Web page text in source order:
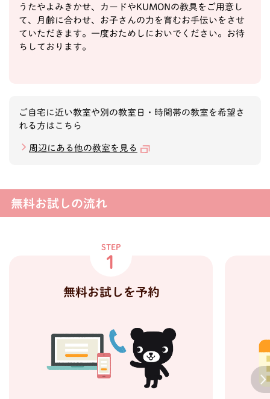
うたやよみきかせ、カードやKUMONの教具をご用意し
て、月齢に合わせ、お子さんの力を育むお手伝いをさせ
ていただきます。一度おためしにおいでください。お待
ちしております。
ご自宅に近い教室や別の教室日・時間帯の教室を希望さ
れる方はこちら
周辺にある他の教室を見る
無料お試しの流れ
STEP
1
無料お試しを予約